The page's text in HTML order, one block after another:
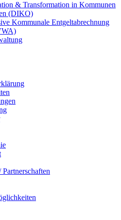
& Transformation in Kommunen
(DIKO)
Kommunale Entgeltabrechnung